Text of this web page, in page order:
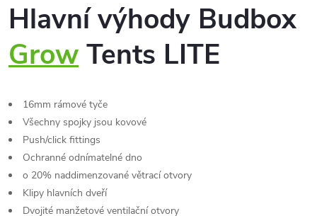
Hlavní výhody Budbox
Grow Tents LITE
16mm rámové tyče
Všechny spojky jsou kovové
Push/click fittings
Ochranné odnímatelné dno
o 20% naddimenzované větrací otvory
Klipy hlavních dveří
Dvojité manžetové ventilační otvory